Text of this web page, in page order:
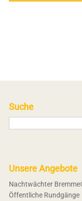
Suche
Unsere Angebote
Nachtwächter
Öffentliche Rundgänge